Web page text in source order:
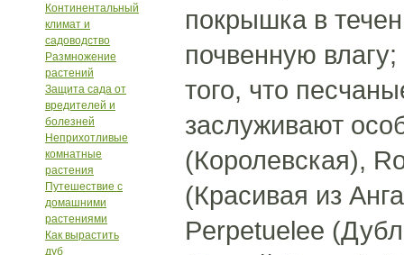
Континентальный
климат и
садоводство
Размножение
растений
Защита сада от
вредителей и
болезней
Неприхотливые
комнатные
растения
Путешествие с
домашними
растениями
Как вырастить
дуб
покрышка в
почвенную
того, что
заслуживают
(Королевская),
(Красивая из
Perpetuelee